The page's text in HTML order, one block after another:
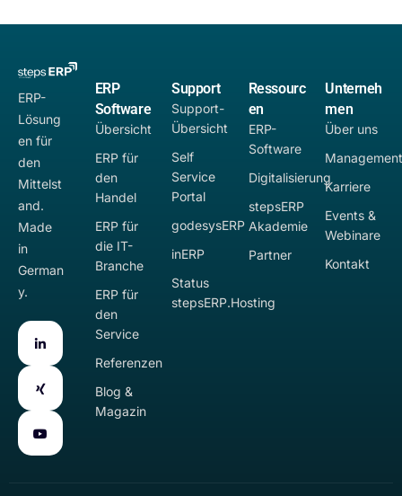
ERP-
Lösung
en für
den
Mittelst
and.
Made
in
German
y.
ERP
Software
Übersicht
ERP für
den
Handel
ERP für
die IT-
Branche
ERP für
den
Service
Referenzen
Blog &
Magazin
Support
Support-
Übersicht
Self
Service
Portal
godesysERP
inERP
Status
stepsERP.Hosting
Ressourc
en
ERP-
Software
Digitalisierung
stepsERP
Akademie
Partner
Unterneh
men
Über uns
Karriere
Events &
Webinare
Kontakt